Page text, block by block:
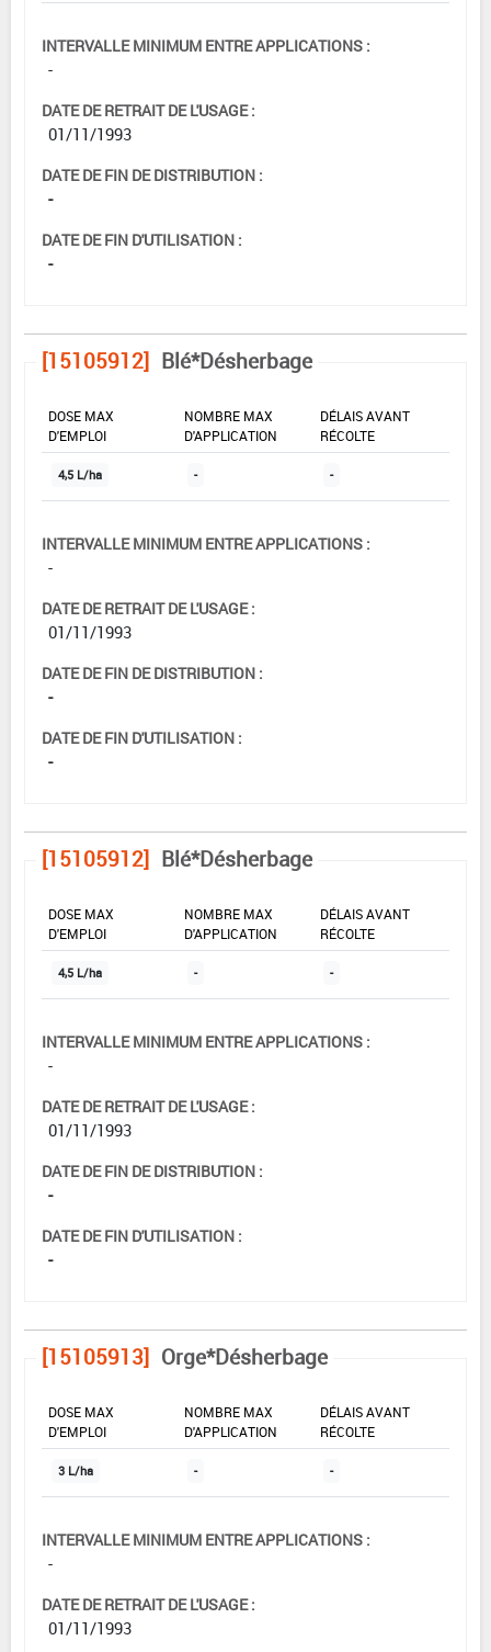
INTERVALLE MINIMUM ENTRE APPLICATIONS :
-
DATE DE RETRAIT DE L'USAGE :
01/11/1993
DATE DE FIN DE DISTRIBUTION :
-
DATE DE FIN D'UTILISATION :
-
[15105912] Blé*Désherbage
DOSE MAX
D'EMPLOI
NOMBRE MAX
D'APPLICATION
DÉLAIS AVANT
RÉCOLTE
4,5 L/ha - -
INTERVALLE MINIMUM ENTRE APPLICATIONS :
-
DATE DE RETRAIT DE L'USAGE :
01/11/1993
DATE DE FIN DE DISTRIBUTION :
-
DATE DE FIN D'UTILISATION :
-
[15105912] Blé*Désherbage
DOSE MAX
D'EMPLOI
NOMBRE MAX
D'APPLICATION
DÉLAIS AVANT
RÉCOLTE
4,5 L/ha - -
INTERVALLE MINIMUM ENTRE APPLICATIONS :
-
DATE DE RETRAIT DE L'USAGE :
01/11/1993
DATE DE FIN DE DISTRIBUTION :
-
DATE DE FIN D'UTILISATION :
-
[15105913] Orge*Désherbage
DOSE MAX
D'EMPLOI
NOMBRE MAX
D'APPLICATION
DÉLAIS AVANT
RÉCOLTE
3 L/ha - -
INTERVALLE MINIMUM ENTRE APPLICATIONS :
-
DATE DE RETRAIT DE L'USAGE :
01/11/1993